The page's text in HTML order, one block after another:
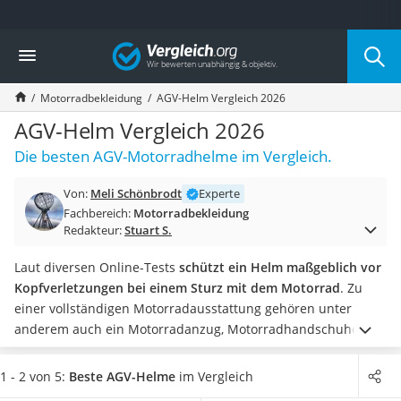
Die beliebtesten Vergleiche nach Kategorie
Auto & Motor
Fahrradträger-Anhängerkupplung (4 Fahrräder)
Fahrradträger
Fahrradträger (Anhängerkupplung)
Fahrradträger 3 Fahrräder
Benzinkanister (20 l)
Fahrradträger E-Bike
Benzinkanister
Wagenheber 3t
AGM-Batterie Wohnmobil
Thule-Fahrradträger
FM-Transmitter
Sommerreifen 205/55 R16
Autobatterie-Ladegerät
Vergleich
Motorradbekleidung AGV-Helm Vergleich 2026
AGV-Helm Vergleich 2026
Die besten AGV-Motorradhelme im Vergleich.
Von: Meli Schönbrodt
Experte
Fachbereich: Motorradbekleidung
Redakteur:Stuart S.
Laut diversen Online-Tests schützt ein Helm maßgeblich vor
Kopfverletzungen bei einem Sturz mit dem Motorrad. Zu
einer vollständigen Motorradausstattung gehören unter
anderem auch ein Motorradanzug, Motorradhandschuhe und
einNierengurt. Neben dem Straßenverkehr kommen AGV-
Helme auch bei Motorradrennen zum Einsatz.
1 - 2 von 5: Beste AGV-Helme im Vergleich